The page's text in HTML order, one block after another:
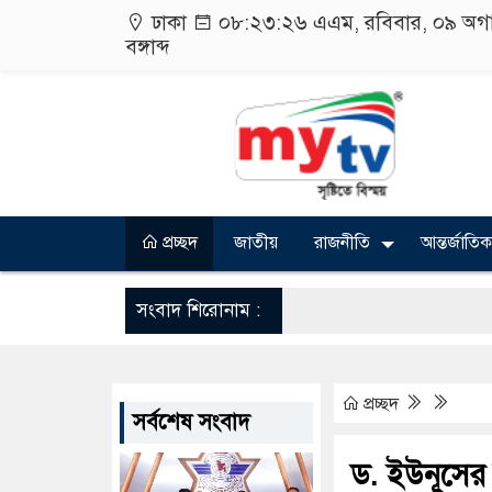
ঢাকা ০৮:২৩:২৭ এএম, রবিবার, ০৯
বঙ্গাব্দ
প্রচ্ছদ জাতীয় রাজনীতি আন্তর্জাতিক
সংবাদ শিরোনাম :
প্রচ্ছদ
ড. ইউনূসের
সর্বশেষ সংবাদ